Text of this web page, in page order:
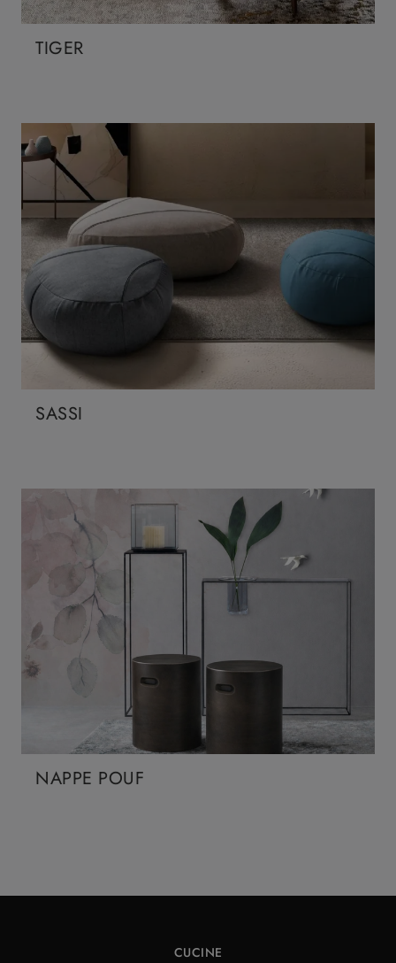
TIGER
SASSI
NAPPE POUF
CUCINE